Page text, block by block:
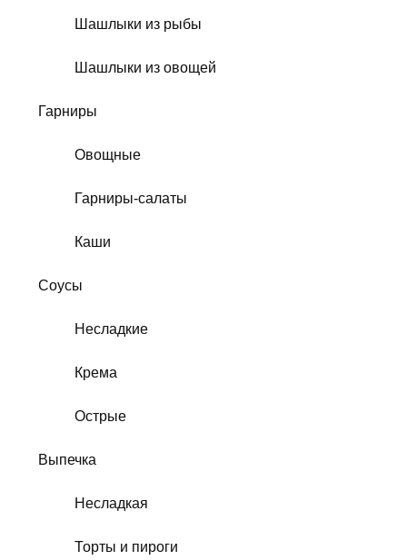
Шашлыки из рыбы
Шашлыки из овощей
Гарниры
Овощные
Гарниры-салаты
Каши
Соусы
Несладкие
Крема
Острые
Выпечка
Несладкая
Торты и пироги